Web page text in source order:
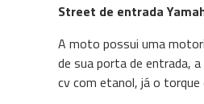
Street de entrada
A moto possui uma
de sua porta de entrada,
cv com etanol, já o torque